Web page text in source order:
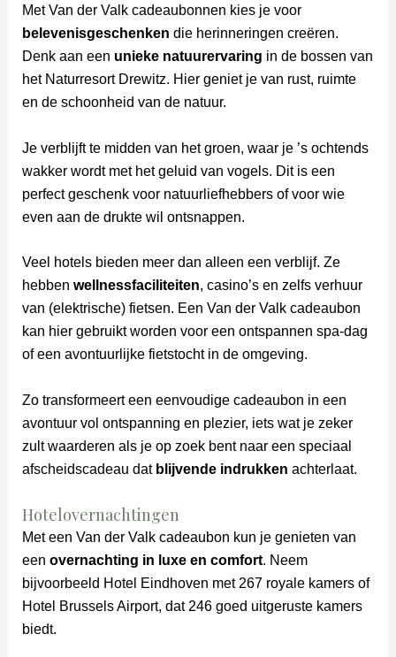
Met Van der Valk cadeaubonnen kies je voor
belevenisgeschenken die herinneringen creëren.
Denk aan een unieke natuurervaring in de bossen van
het Naturresort Drewitz. Hier geniet je van rust, ruimte
en de schoonheid van de natuur.
Je verblijft te midden van het groen, waar je ’s ochtends
wakker wordt met het geluid van vogels. Dit is een
perfect geschenk voor natuurliefhebbers of voor wie
even aan de drukte wil ontsnappen.
Veel hotels bieden meer dan alleen een verblijf. Ze
hebben wellnessfaciliteiten, casino’s en zelfs verhuur
van (elektrische) fietsen. Een Van der Valk cadeaubon
kan hier gebruikt worden voor een ontspannen spa-dag
of een avontuurlijke fietstocht in de omgeving.
Zo transformeert een eenvoudige cadeaubon in een
avontuur vol ontspanning en plezier, iets wat je zeker
zult waarderen als je op zoek bent naar een speciaal
afscheidscadeau dat blijvende indrukken achterlaat.
Hotelovernachtingen
Met een Van der Valk cadeaubon kun je genieten van
een overnachting in luxe en comfort. Neem
bijvoorbeeld Hotel Eindhoven met 267 royale kamers of
Hotel Brussels Airport, dat 246 goed uitgeruste kamers
biedt.